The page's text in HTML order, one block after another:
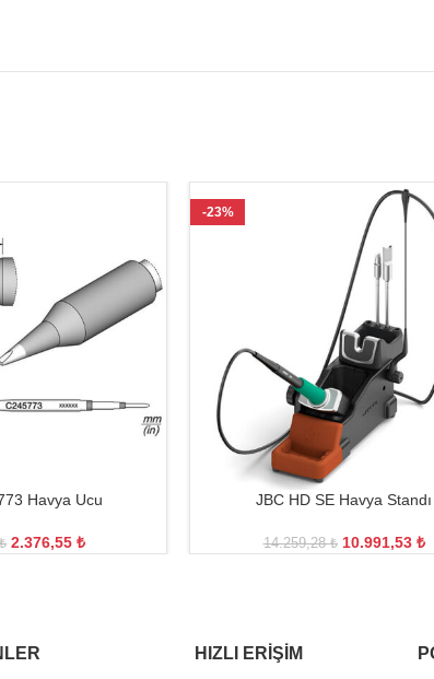
Havya Ucu
₺ 2.376,55 ₺
-23%
JBC HD SE Havya Standı
14.259,28₺ 10.991,53 ₺
HIZLI ERIŞIM